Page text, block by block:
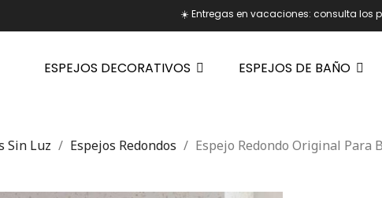
☀️ Entregas en vacaciones: consulta los
ESPEJOS DECORATIVOS ESPEJOS DE BAÑO
Sin Luz Espejos Redondos Espejo Redondo Original Para